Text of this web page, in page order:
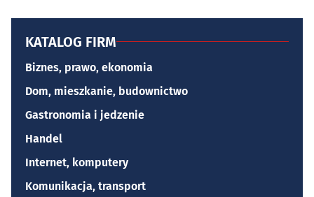
KATALOG FIRM
Biznes, prawo, ekonomia
Dom, mieszkanie, budownictwo
Gastronomia i jedzenie
Handel
Internet, komputery
Komunikacja, transport